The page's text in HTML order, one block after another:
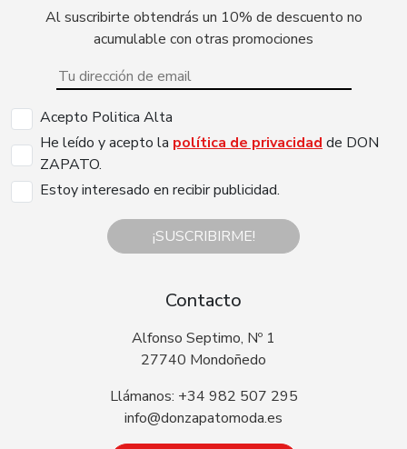
Al suscribirte obtendrás un 10% de descuento no
acumulable con otras promociones
Acepto Politica Alta
He leído y acepto la política de privacidad de DON
ZAPATO.
Estoy interesado en recibir publicidad.
¡SUSCRIBIRME!
Contacto
Alfonso Septimo, Nº 1
27740 Mondoñedo
Llámanos: +34 982 507 295
info@donzapatomoda.es